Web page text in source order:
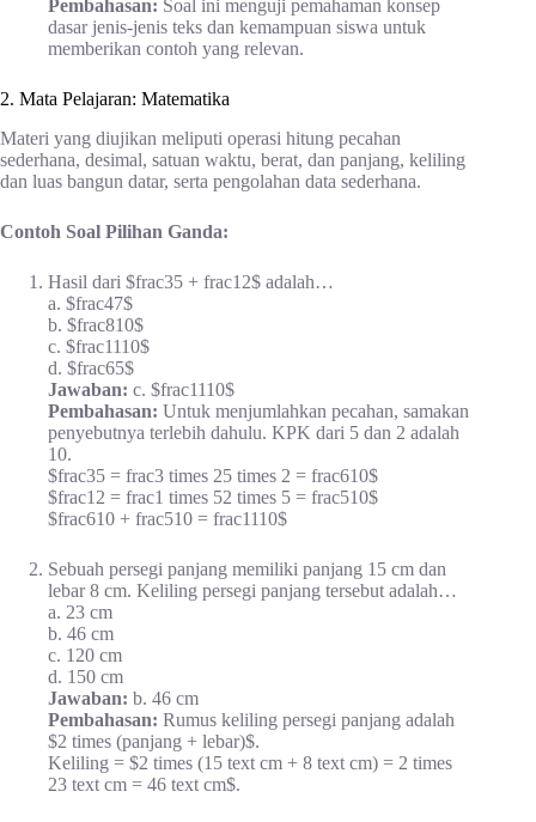
Pembahasan: Soal ini menguji pemahaman konsep
dasar jenis-jenis teks dan kemampuan siswa untuk
memberikan contoh yang relevan.
2. Mata Pelajaran: Matematika
Materi yang diujikan meliputi operasi hitung pecahan
sederhana, desimal, satuan waktu, berat, dan panjang, keliling
dan luas bangun datar, serta pengolahan data sederhana.
Contoh Soal Pilihan Ganda:
Hasil dari $frac35 + frac12$ adalah…
a. $frac47$
b. $frac810$
c. $frac1110$
d. $frac65$
Jawaban: c. $frac1110$
Pembahasan: Untuk menjumlahkan pecahan, samakan
penyebutnya terlebih dahulu. KPK dari 5 dan 2 adalah
10.
$frac35 = frac3 times 25 times 2 = frac610$
$frac12 = frac1 times 52 times 5 = frac510$
$frac610 + frac510 = frac1110$
Sebuah persegi panjang memiliki panjang 15 cm dan
lebar 8 cm. Keliling persegi panjang tersebut adalah…
a. 23 cm
b. 46 cm
c. 120 cm
d. 150 cm
Jawaban: b. 46 cm
Pembahasan: Rumus keliling persegi panjang adalah
$2 times (panjang + lebar)$.
Keliling = $2 times (15 text cm + 8 text cm) = 2 times
23 text cm = 46 text cm$.